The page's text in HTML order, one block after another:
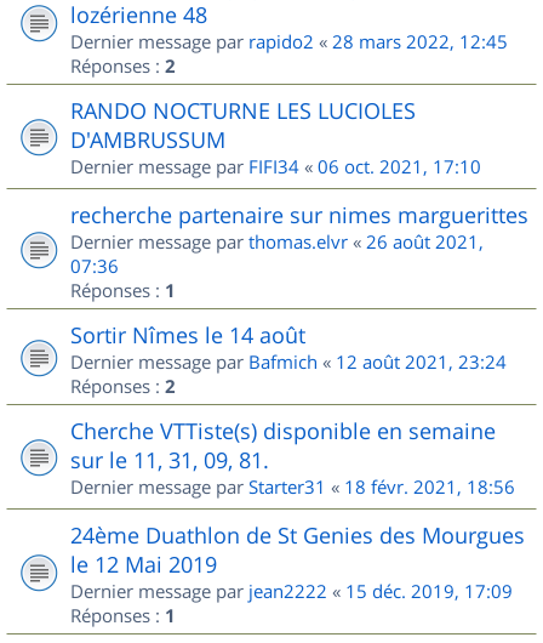
lozérienne 48
Dernier message par rapido2 « 28 mars 2022, 12:45
Réponses : 2
RANDO NOCTURNE LES LUCIOLES
D'AMBRUSSUM
Dernier message par FIFI34 « 06 oct. 2021, 17:10
recherche partenaire sur nimes marguerittes
Dernier message par thomas.elvr « 26 août 2021,
07:36
Réponses : 1
Sortir Nîmes le 14 août
Dernier message par Bafmich « 12 août 2021, 23:24
Réponses : 2
Cherche VTTiste(s) disponible en semaine
sur le 11, 31, 09, 81.
Dernier message par Starter31 « 18 févr. 2021, 18:56
24ème Duathlon de St Genies des Mourgues
le 12 Mai 2019
Dernier message par jean2222 « 15 déc. 2019, 17:09
Réponses : 1